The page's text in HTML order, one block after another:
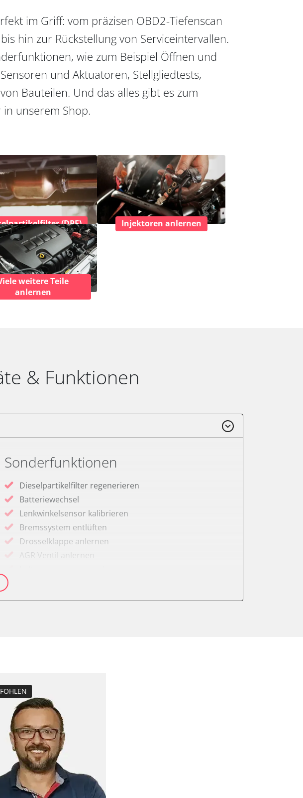
im Griff: vom präzisen OBD2-Tiefenscan
hin zur Rückstellung von Serviceintervallen.
wie zum Beispiel Öffnen und
und Aktuatoren, Stellgliedtests,
Bauteilen. Und das alles gibt es zum
unserem Shop.
(DPF) Injektoren anlernen
weitere Teile
anlernen
& Funktionen
Sonderfunktionen
Dieselpartikelfilter regenerieren
Batteriewechsel
Lenkwinkelsensor kalibrieren
Bremssystem entlüften
Drosselklappe anlernen
AGR Ventil anlernen
Differenzdruck Sensor anlernen
Einspritzdüsen anlernen
Elektronische Parkbremse schließen
Funktionstest der Parkbremse
Grundeinstellung
Injektoren einstellen
Kodierung der Reifendruckvariante
Lamdasonde anlernen